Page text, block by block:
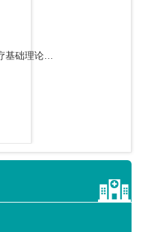
治疗前评估、禁忌症筛查及…